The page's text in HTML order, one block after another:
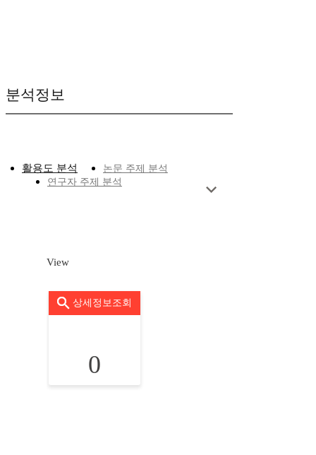
분석정보
활용도 분석
논문 주제 분석
연구자 주제 분석
View
상세정보조회
0